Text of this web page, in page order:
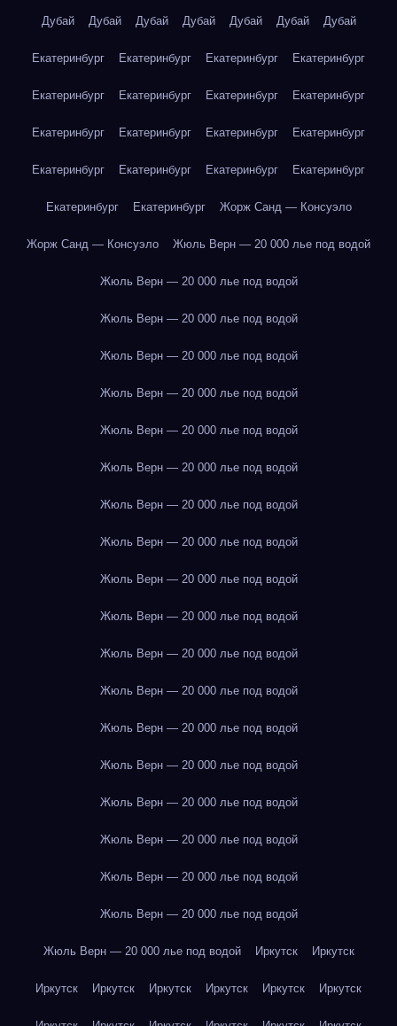
Дубай Дубай Дубай Дубай Дубай Дубай Дубай
Екатеринбург Екатеринбург Екатеринбург Екатеринбург
Екатеринбург Екатеринбург Екатеринбург Екатеринбург
Екатеринбург Екатеринбург Екатеринбург Екатеринбург
Екатеринбург Екатеринбург Екатеринбург Екатеринбург
Екатеринбург Екатеринбург Жорж Санд — Консуэло
Жорж Санд — Консуэло Жюль Верн — 20 000 лье под водой
Жюль Верн — 20 000 лье под водой
Жюль Верн — 20 000 лье под водой
Жюль Верн — 20 000 лье под водой
Жюль Верн — 20 000 лье под водой
Жюль Верн — 20 000 лье под водой
Жюль Верн — 20 000 лье под водой
Жюль Верн — 20 000 лье под водой
Жюль Верн — 20 000 лье под водой
Жюль Верн — 20 000 лье под водой
Жюль Верн — 20 000 лье под водой
Жюль Верн — 20 000 лье под водой
Жюль Верн — 20 000 лье под водой
Жюль Верн — 20 000 лье под водой
Жюль Верн — 20 000 лье под водой
Жюль Верн — 20 000 лье под водой
Жюль Верн — 20 000 лье под водой
Жюль Верн — 20 000 лье под водой
Жюль Верн — 20 000 лье под водой
Жюль Верн — 20 000 лье под водой Иркутск Иркутск
Иркутск Иркутск Иркутск Иркутск Иркутск Иркутск